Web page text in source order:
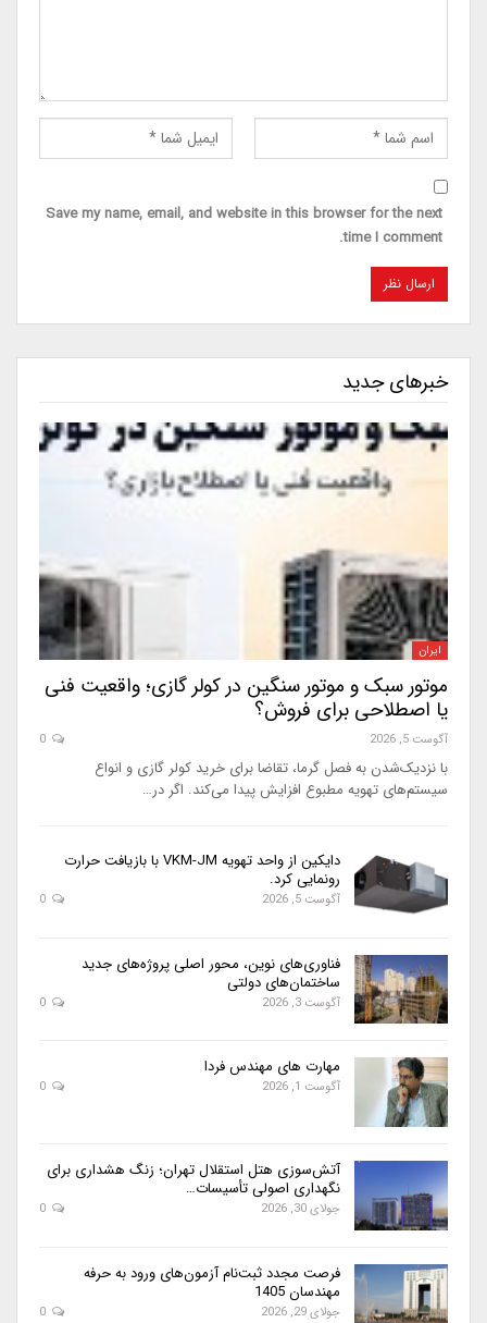
Save my name, email, and website in this browser for the next
time I comment.
خبرهای جدید
ایران
موتور سبک و موتور سنگین در کولر گازی؛ واقعیت فنی
یا اصطلاحی برای فروش؟
آگوست 5, 2026
با نزدیک‌شدن به فصل گرما، تقاضا برای خرید کولر گازی و انواع
سیستم‌های تهویه مطبوع افزایش پیدا می‌کند. اگر در…
دایکین از واحد تهویه VKM-JM با بازیافت حرارت
رونمایی کرد.
آگوست 5, 2026
فناوری‌های نوین، محور اصلی پروژه‌های جدید
ساختمان‌های دولتی
آگوست 3, 2026
مهارت های مهندس فردا
آگوست 1, 2026
آتش‌سوزی هتل استقلال تهران؛ زنگ هشداری برای
نگهداری اصولی تأسیسات…
جولای 30, 2026
فرصت مجدد ثبت‌نام آزمون‌های ورود به حرفه
مهندسان 1405
جولای 29, 2026